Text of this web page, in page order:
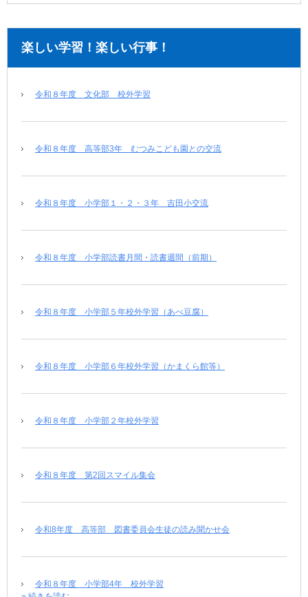
楽しい学習！楽しい行事！
令和８年度 文化部 校外学習
令和８年度 高等部3年 むつみこども園との交流
令和８年度 小学部１・２・３年 吉田小交流
令和８年度 小学部読書月間・読書週間（前期）
令和８年度 小学部５年校外学習（あべ豆腐）
令和８年度 小学部６年校外学習（かまくら館等）
令和８年度 小学部２年校外学習
令和８年度 第2回スマイル集会
令和8年度 高等部 図書委員会生徒の読み聞かせ会
令和８年度 小学部4年 校外学習